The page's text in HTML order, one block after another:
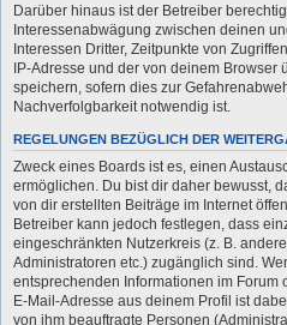
Darüber hinaus ist der Betreiber
Interessenabwägung zwischen deinen
Interessen Dritter, Zeitpunkte von
IP-Adresse und der von deinem Browser
speichern, sofern dies zur
Nachverfolgbarkeit notwendig ist.
REGELUNGEN BEZÜGLICH DER
Zweck eines Boards ist es, einen
ermöglichen. Du bist dir daher bewusst,
von dir erstellten Beiträge im Internet
Betreiber kann jedoch festlegen, dass
eingeschränkten Nutzerkreis (z. B.
Administratoren etc.) zugänglich sind.
entsprechenden Informationen im Forum
E-Mail-Adresse aus deinem Profil ist
von ihm beauftragte Personen